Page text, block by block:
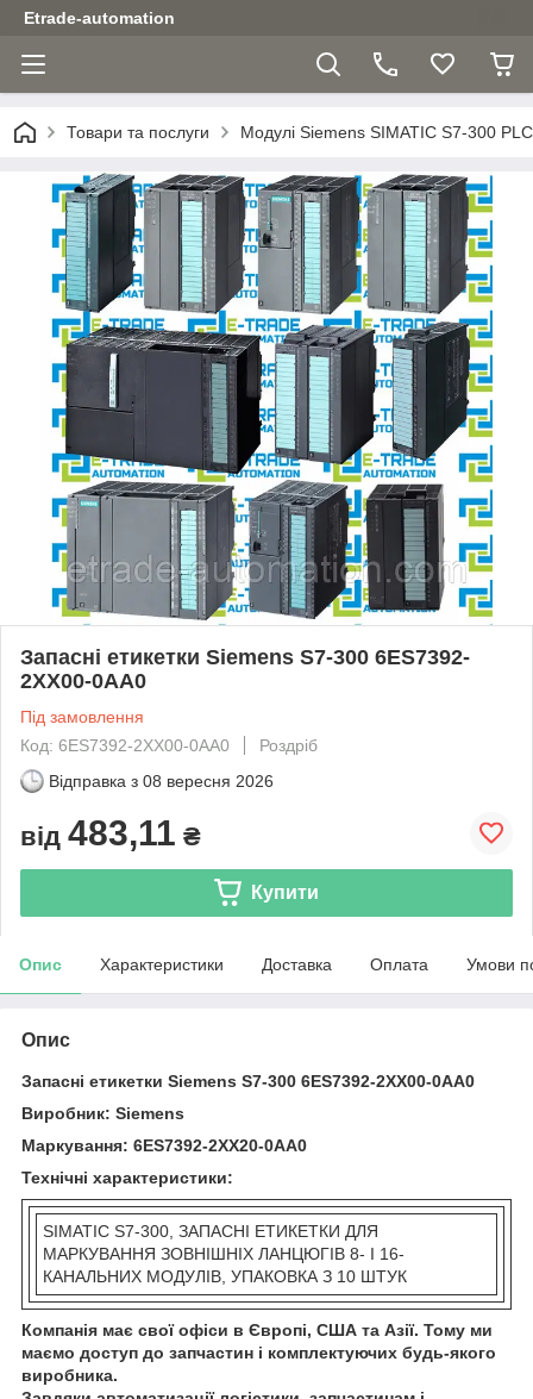
Etrade-automation
Товари та послуги Модулі Siemens SIMATIC S7-300 PLC
Запасні етикетки Siemens S7-300 6ES7392-
2XX00-0AA0
Під замовлення
Код: 6ES7392-2XX00-0AA0
Роздріб
Відправка з 08 вересня 2026
від 483,11 ₴
Купити
Опис Характеристики Доставка Оплата Умови
Опис
Запасні етикетки Siemens S7-300 6ES7392-2XX00-0AA0
Виробник: Siemens
Маркування: 6ES7392-2XX20-0AA0
Технічні характеристики:
SIMATIC S7-300, ЗАПАСНІ ЕТИКЕТКИ ДЛЯ
МАРКУВАННЯ ЗОВНІШНІХ ЛАНЦЮГІВ 8- І 16-
КАНАЛЬНИХ МОДУЛІВ, УПАКОВКА З 10 ШТУК
Компанія має свої офіси в Європі, США та Азії. Тому ми
маємо доступ до запчастин і комплектуючих будь-якого
виробника.